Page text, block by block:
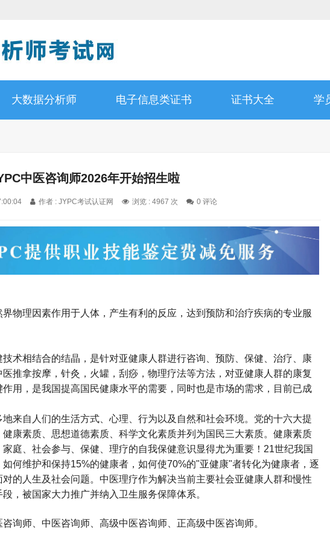
大数据分析师 电子信息类证书 证书大全 学
中医咨询师2026年开始招生啦
作者 : JYPC考试认证网 浏览 : 4967 次 0 评论
物理因素作用于人体，产生有利的反应，达到预防和治疗疾病的专业服
术相结合的结晶，是针对亚健康人群进行咨询、预防、保健、治疗、康
推拿按摩，针灸，火罐，刮痧，物理疗法等方法，对亚健康人群的康复
用，是我国提高国民健康水平的需要，同时也是市场的需求，目前已成
来自人们的生活方式、心理、行为以及自然和社会环境。党的十六大提
康素质、思想道德素质、科学文化素质并列为国民三大素质。健康素质
庭、社会参与、保健、理疗的自我保健意识显得尤为重要！21世纪我国
何维护和保持15%的健康者，如何使70%的"亚健康"者转化为健康者，逐
的人生及社会问题。中医理疗作为解决当前主要社会亚健康人群和慢性
，被国家大力推广并纳入卫生服务保障体系。
咨询师 中医咨询师 、高级中医咨询师 、正高级中医咨询师。